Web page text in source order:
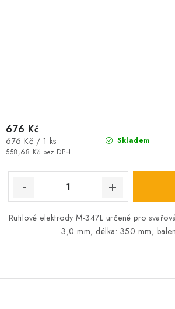
Skladem
558,68 Kč bez DPH
676 Kč
Měrná
cena:
676 Kč / 1 ks
Rutilové elektrody M-347L určené pro
3,0 mm, délka: 350 mm,